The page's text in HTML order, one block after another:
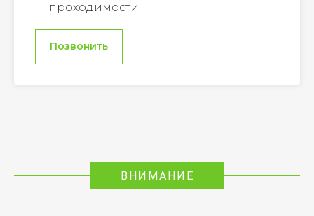
проходимости
Позвонить
ВНИМАНИЕ